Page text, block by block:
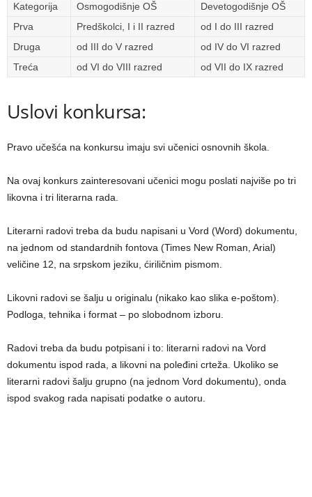
Kategorija Osmogodišnje OŠ
Devetogodišnje OŠ
Prva
Predškolci, I i II razred
od I do III razred
Druga
od III do V razred
od IV do VI razred
Treća
od VI do VIII razred od VII do IX razred
Uslovi konkursa:
Pravo učešća na konkursu imaju svi učenici osnovnih škola.
Na ovaj konkurs zainteresovani učenici mogu poslati najviše po tri
likovna i tri literarna rada.
Literarni radovi treba da budu napisani u Vord (Word) dokumentu,
na jednom od standardnih fontova (Times New Roman, Arial)
veličine 12, na srpskom jeziku, ćiriličnim pismom.
Likovni radovi se šalјu u originalu (nikako kao slika e-poštom).
Podloga, tehnika i format – po slobodnom izboru.
Radovi treba da budu potpisani i to: literarni radovi na Vord
dokumentu ispod rada, a likovni na poleđini crteža. Ukoliko se
literarni radovi šalјu grupno (na jednom Vord dokumentu), onda
ispod svakog rada napisati podatke o autoru.